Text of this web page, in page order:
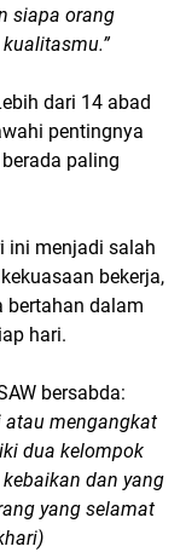
siapa orang
dari 14 abad
pentingnya
paling
ini menjadi salah
bekerja,
bertahan dalam
hari.
bersabda:
atau mengangkat
dua kelompok
dan yang
yang selamat